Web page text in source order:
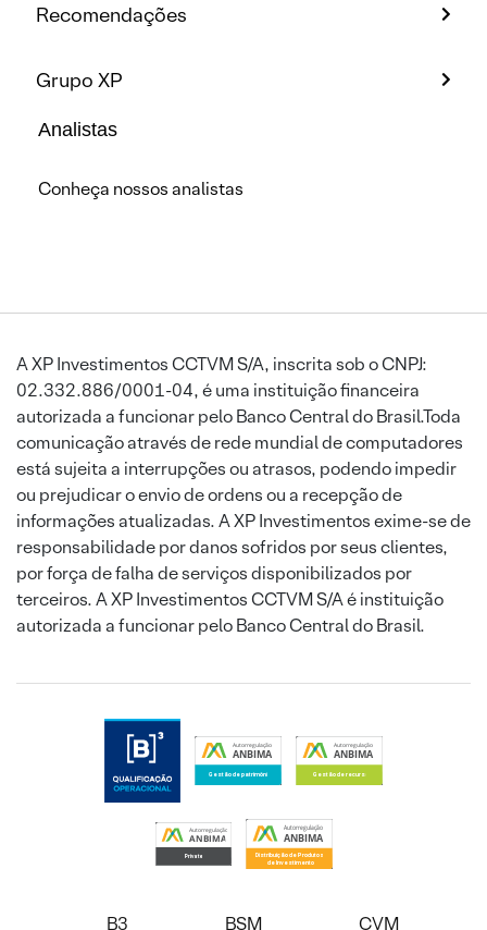
Recomendações
Grupo XP
Analistas
Conheça nossos analistas
A XP Investimentos CCTVM S/A, inscrita sob o CNPJ:
02.332.886/0001-04, é uma instituição financeira
autorizada a funcionar pelo Banco Central do Brasil.Toda
comunicação através de rede mundial de computadores
está sujeita a interrupções ou atrasos, podendo impedir
ou prejudicar o envio de ordens ou a recepção de
informações atualizadas. A XP Investimentos exime-se de
responsabilidade por danos sofridos por seus clientes,
por força de falha de serviços disponibilizados por
terceiros. A XP Investimentos CCTVM S/A é instituição
autorizada a funcionar pelo Banco Central do Brasil.
B3 BSM CVM